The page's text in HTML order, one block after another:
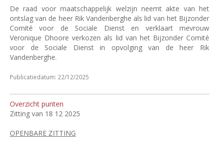
De raad voor maatschappelijk welzijn neemt akte van het
ontslag van de heer Rik Vandenberghe als lid van het Bijzonder
Comité voor de Sociale Dienst en verklaart mevrouw
Veronique Dhoore verkozen als lid van het Bijzonder Comité
voor de Sociale Dienst in opvolging van de heer Rik
Vandenberghe.
Publicatiedatum: 22/12/2025
Overzicht punten
Zitting van 18 12 2025
OPENBARE ZITTING